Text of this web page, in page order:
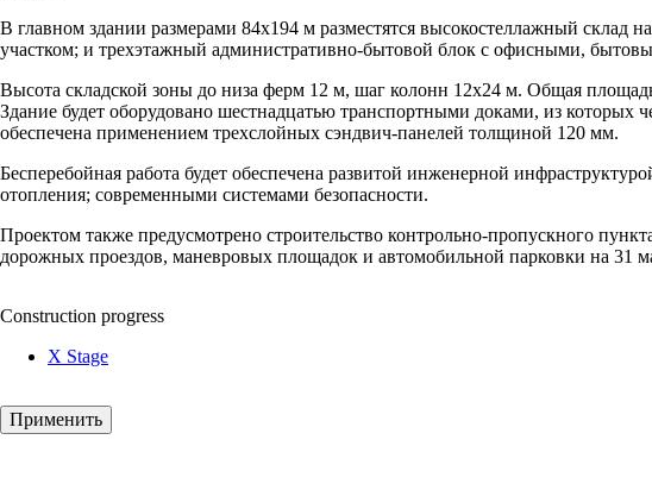
В главном здании размерами 84х194 м разместятся высокостеллажный
участком; и трехэтажный административно-бытовой блок с офисными,
Высота складской зоны до низа ферм 12 м, шаг колонн 12х24 м. Общая
Здание будет оборудовано шестнадцатью транспортными доками, из которых
обеспечена применением трехслойных сэндвич-панелей толщиной 120 мм.
Бесперебойная работа будет обеспечена развитой инженерной
отопления; современными системами безопасности.
Проектом также предусмотрено строительство контрольно-пропускного
дорожных проездов, маневровых площадок и автомобильной парковки на 31
Construction progress
X Stage